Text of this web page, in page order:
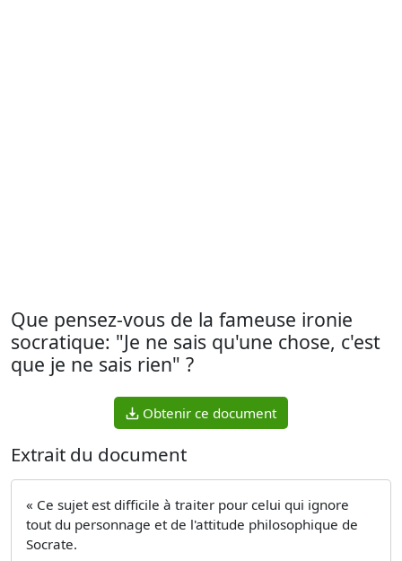
Que pensez-vous de la fameuse ironie
socratique: "Je ne sais qu'une chose, c'est
que je ne sais rien" ?
Obtenir ce document
Extrait du document
« Ce sujet est difficile à traiter pour celui qui ignore
tout du personnage et de l'attitude philosophique de
Socrate.